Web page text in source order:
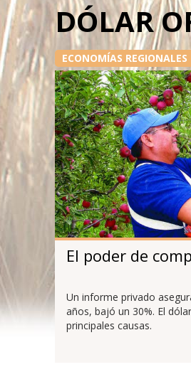
DÓLAR
ECONOMÍAS REGIONALES
El poder de
Un informe privado
años, bajó un 30%. El
principales causas.